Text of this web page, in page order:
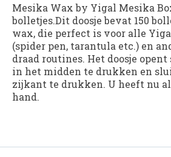
Mesika Wax by Yigal Mesika
bolletjes.Dit doosje bevat 150
wax, die perfect is voor alle
(spider pen, tarantula etc.) en
draad routines. Het doosje
in het midden te drukken en
zijkant te drukken. U heeft nu
hand.